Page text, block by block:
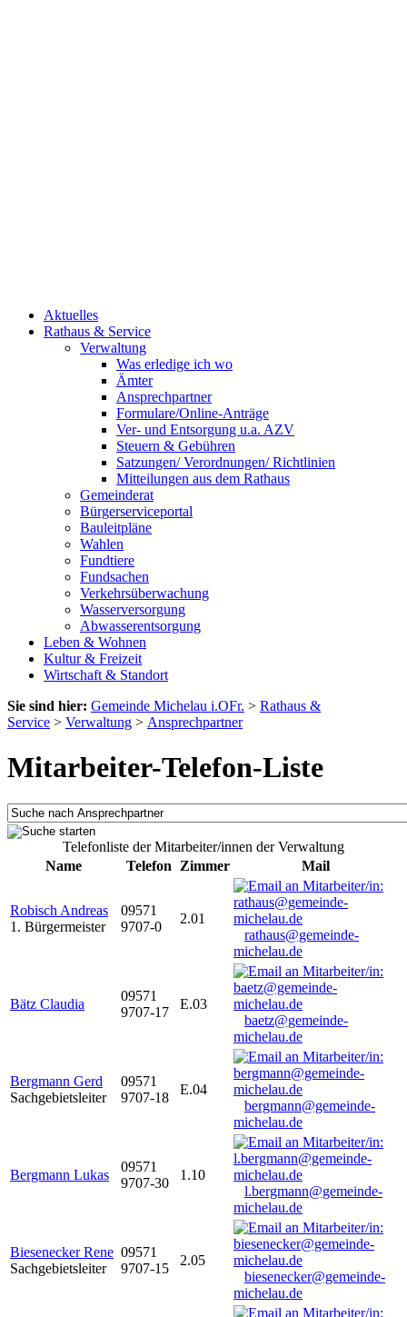
Aktuelles
Rathaus & Service
Verwaltung
Was erledige ich wo
Ämter
Ansprechpartner
Formulare/Online-Anträge
Ver- und Entsorgung u.a. AZV
Steuern & Gebühren
Satzungen/ Verordnungen/ Richtlinien
Mitteilungen aus dem Rathaus
Gemeinderat
Bürgerserviceportal
Bauleitpläne
Wahlen
Fundtiere
Fundsachen
Verkehrsüberwachung
Wasserversorgung
Abwasserentsorgung
Leben & Wohnen
Kultur & Freizeit
Wirtschaft & Standort
Sie sind hier: Gemeinde Michelau i.OFr. > Rathaus &
Service > Verwaltung > Ansprechpartner
Mitarbeiter-Telefon-Liste
Telefonliste der Mitarbeiter/innen der Verwaltung
Name
Telefon Zimmer Mail
Robisch Andreas
1. Bürgermeister
09571
9707-0
2.01
rathaus@gemeinde-
michelau.de
Bätz Claudia
09571
9707-17
E.03
baetz@gemeinde-
michelau.de
Bergmann Gerd
Sachgebietsleiter
09571
9707-18
E.04
bergmann@gemeinde-
michelau.de
Bergmann Lukas
09571
9707-30
1.10
l.bergmann@gemeinde-
michelau.de
Biesenecker Rene
Sachgebietsleiter
09571
9707-15
2.05
biesenecker@gemeinde-
michelau.de